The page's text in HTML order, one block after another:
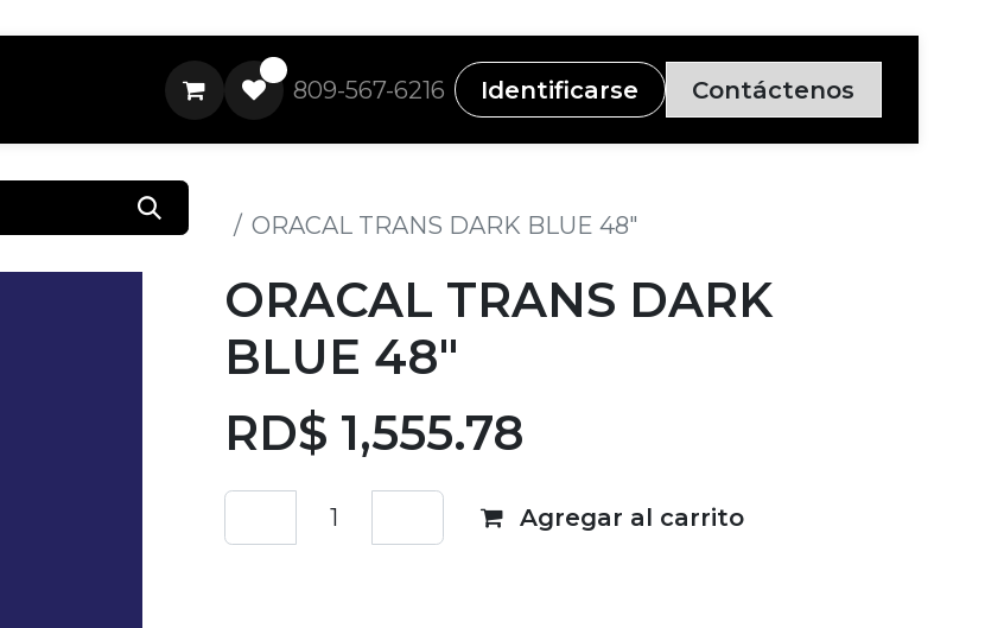
809-567-6216 Identificarse Contáctenos
ORACAL TRANS DARK BLUE 48"
ORACAL TRANS DARK
BLUE 48"
RD$ 1,555.78
Agregar al carrito